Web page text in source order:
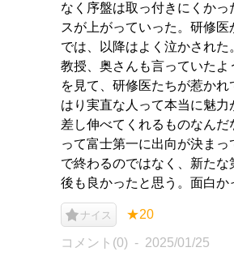
なく序盤は取っ付きにくかっ
スが上がっていった。研修
では、以降はよく泣かされ
教授、奥さんも言っていたよ
を見て、研修医たちが惹か
はり実直な人って本当に魅力
差し伸べてくれるものなんだ
って富士第一に出向が決ま
で終わるのではなく、新た
後も良かったと思う。面白か
ナイス ★20
コメント(0) 2025/01/25